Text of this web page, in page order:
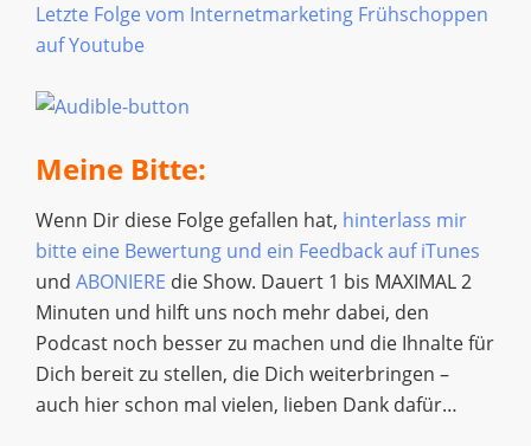
Letzte Folge vom Internetmarketing Frühschoppen
auf Youtube
Meine Bitte:
Wenn Dir diese Folge gefallen hat, hinterlass mir
bitte eine Bewertung und ein Feedback auf iTunes
und ABONIERE die Show. Dauert 1 bis MAXIMAL 2
Minuten und hilft uns noch mehr dabei, den
Podcast noch besser zu machen und die Ihnalte für
Dich bereit zu stellen, die Dich weiterbringen –
auch hier schon mal vielen, lieben Dank dafür…